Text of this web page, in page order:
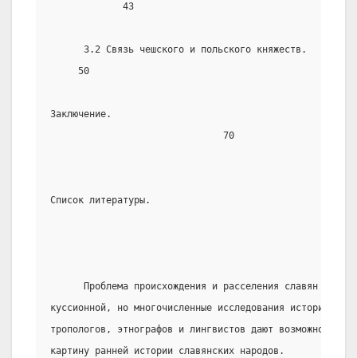
             43
      3.2 Связь чешского и польского княжеств.
     50
Заключение.
                               70
Список литературы.
Проблема происхождения и расселения славян до
куссионной, но многочисленные исследования историков,
тропологов, этнографов и лингвистов дают возможность
картину ранней истории славянских народов.